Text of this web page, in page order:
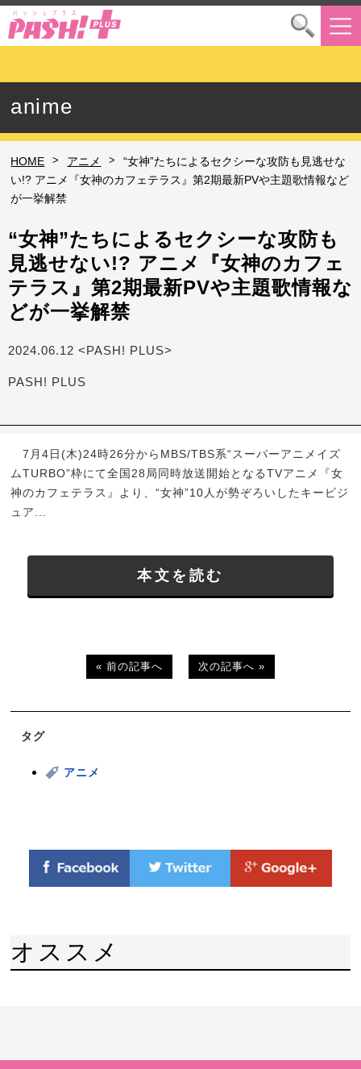
anime
HOME > アニメ >
“女神”たちによるセクシーな攻防も見逃せな
い!? アニメ『女神のカフェテラス』第2期最新PVや主題歌情報など
が一挙解禁
“女神”たちによるセクシーな攻防も
見逃せない!? アニメ『女神のカフェ
テラス』第2期最新PVや主題歌情報な
どが一挙解禁
2024.06.12 <PASH! PLUS>
PASH! PLUS
7月4日(木)24時26分からMBS/TBS系“スーパーアニメイズ
ムTURBO”枠にて全国28局同時放送開始となるTVアニメ『女
神のカフェテラス』より、“女神”10人が勢ぞろいしたキービジ
ュア...
本文を読む
« 前の記事へ 次の記事へ »
タグ
アニメ
オススメ